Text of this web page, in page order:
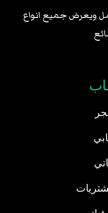
ويعرض جميع انواع